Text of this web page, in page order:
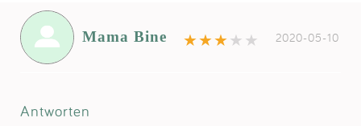
Mama Bine 2020-05-10
Antworten